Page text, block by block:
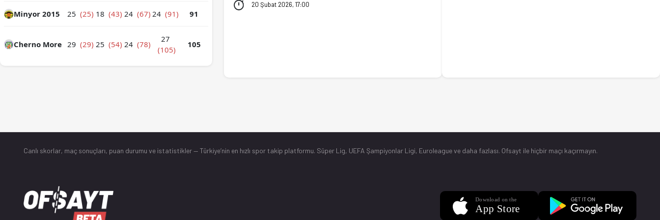
Minyor 2015 25 (25) 18 (43) 24 (67) 24 (91) 91
Cherno More 29 (29) 25 (54) 24 (78)
27
(105)
105
20 Şubat 2026, 17:00
Canlı skorlar, maç sonuçları, puan durumu ve istatistikler — Türkiye’nin en hızlı spor takip platformu. Süper Lig, UEFA Şampiyonlar Ligi, Euroleague ve daha fazlası. Ofsayt ile hiçbir maçı kaçırmayın.